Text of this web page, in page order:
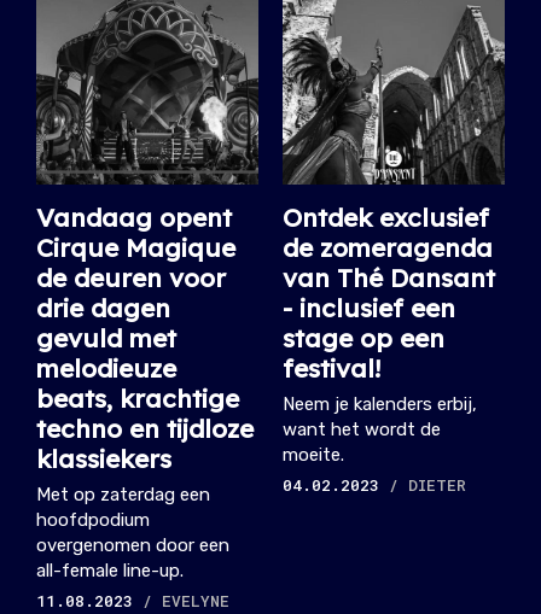
Vandaag opent
Cirque Magique
de deuren voor
drie dagen
gevuld met
melodieuze
beats, krachtige
techno en tijdloze
klassiekers
Met op zaterdag een
hoofdpodium
overgenomen door een
all-female line-up.
11.08.2023
/ EVELYNE
Ontdek exclusief
de zomeragenda
van Thé Dansant
- inclusief een
stage op een
festival!
Neem je kalenders erbij,
want het wordt de
moeite.
04.02.2023
/ DIETER